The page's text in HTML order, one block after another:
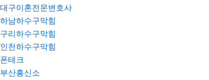
대구이혼전문변호사
하남하수구막힘
구리하수구막힘
인천하수구막힘
폰테크
부산흥신소